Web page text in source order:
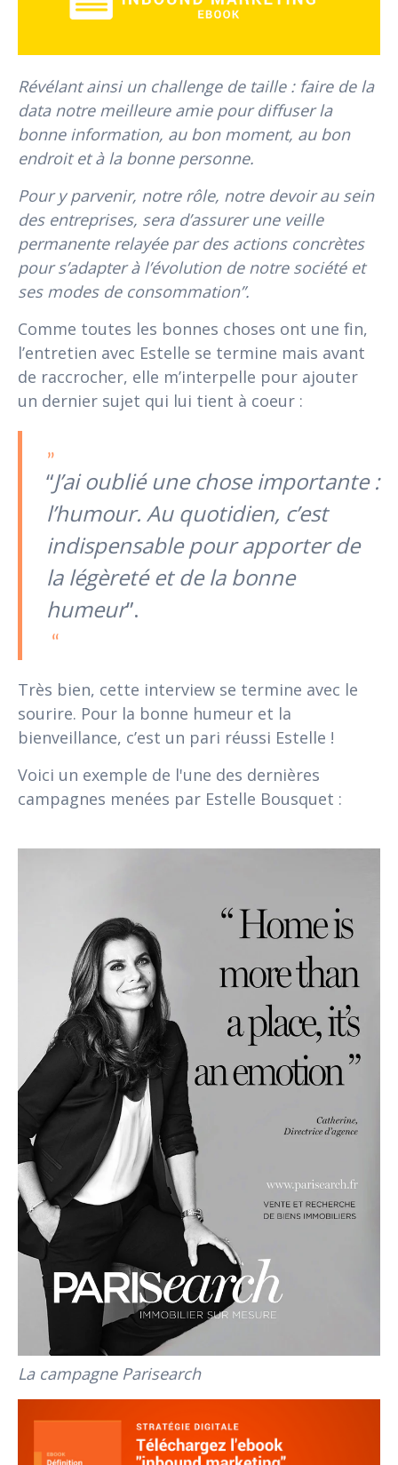
Révélant ainsi un challenge de taille : faire de la
data notre meilleure amie pour diffuser la
bonne information, au bon moment, au bon
endroit et à la bonne personne.
Pour y parvenir, notre rôle, notre devoir au sein
des entreprises, sera d’assurer une veille
permanente relayée par des actions concrètes
pour s’adapter à l’évolution de notre société et
ses modes de consommation”.
Comme toutes les bonnes choses ont une fin,
l’entretien avec Estelle se termine mais avant
de raccrocher, elle m’interpelle pour ajouter
un dernier sujet qui lui tient à coeur :
“J’ai oublié une chose importante :
l’humour. Au quotidien, c’est
indispensable pour apporter de
la légèreté et de la bonne
humeur”.
Très bien, cette interview se termine avec le
sourire. Pour la bonne humeur et la
bienveillance, c’est un pari réussi Estelle !
Voici un exemple de l'une des dernières
campagnes menées par Estelle Bousquet :
La campagne Parisearch